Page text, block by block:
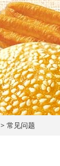
> 常见问题